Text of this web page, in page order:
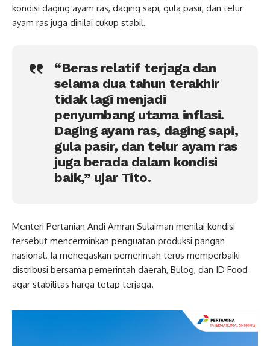
kondisi daging ayam ras, daging sapi, gula pasir, dan telur
ayam ras juga dinilai cukup stabil.
“Beras relatif terjaga dan
selama dua tahun terakhir
tidak lagi menjadi
penyumbang utama inflasi.
Daging ayam ras, daging sapi,
gula pasir, dan telur ayam ras
juga berada dalam kondisi
baik,” ujar Tito.
Menteri Pertanian Andi Amran Sulaiman menilai kondisi
tersebut mencerminkan penguatan produksi pangan
nasional. Ia menegaskan pemerintah terus memperbaiki
distribusi bersama pemerintah daerah, Bulog, dan ID Food
agar stabilitas harga tetap terjaga.